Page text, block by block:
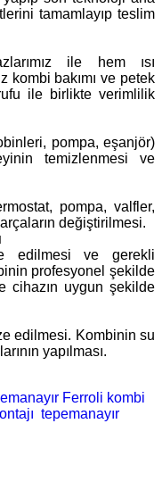
tamamlayıp teslim
ile hem ısı
kombi bakımı ve petek
ile birlikte verimlilik
pompa, eşanjör)
temizlenmesi ve
pompa, valfler,
değiştirilmesi.
edilmesi ve gerekli
profesyonel şekilde
cihazın uygun şekilde
edilmesi. Kombinin su
yapılması.
Ferroli kombi
tepemanayır